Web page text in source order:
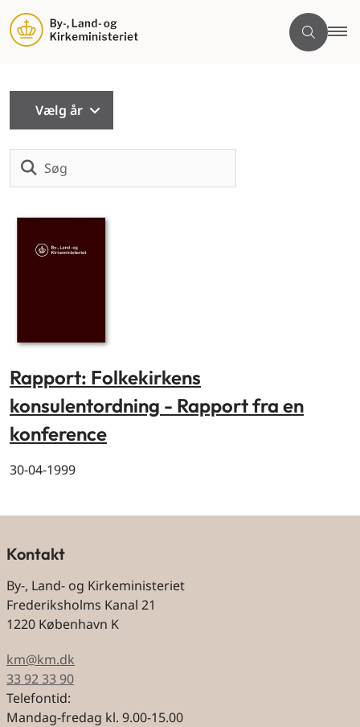
Vælg år
Rapport: Folkekirkens
konsulentordning - Rapport fra en
konference
30-04-1999
Kontakt
By-, Land- og Kirkeministeriet
Frederiksholms Kanal 21
1220 København K
km@km.dk
33 92 33 90
Telefontid:
Mandag-fredag kl. 9.00-15.00